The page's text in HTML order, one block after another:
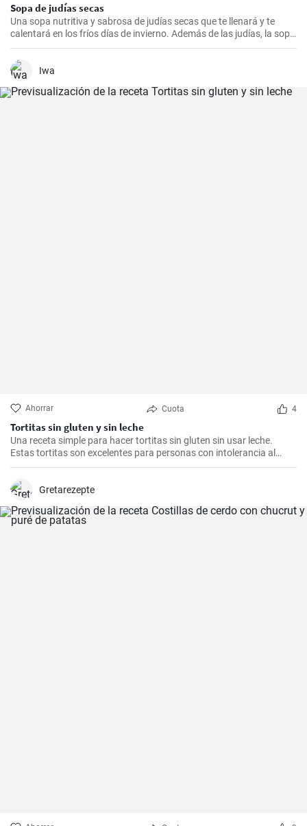
Sopa de judías secas
Una sopa nutritiva y sabrosa de judías secas que te llenará y te
calentará en los fríos días de invierno. Además de las judías, la sopa
también tiene patatas, zanahorias y cebolla, que le dan un rico
sabor y aroma.
Iwa
Ahorrar Cuota 4
Tortitas sin gluten y sin leche
Una receta simple para hacer tortitas sin gluten sin usar leche.
Estas tortitas son excelentes para personas con intolerancia al
gluten o la lactosa.
Gretarezepte